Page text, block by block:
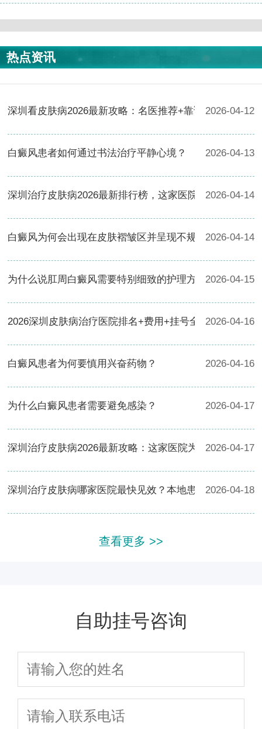
热点资讯
深圳看皮肤病2026最新攻略：名医推荐+靠谱医院TOP榜
2026-04-12
白癜风患者如何通过书法治疗平静心境？ 2026-04-13
深圳治疗皮肤病2026最新排行榜，这家医院口碑爆棚！
2026-04-14
白癜风为何会出现在皮肤褶皱区并呈现不规则边缘？
2026-04-14
为什么说肛周白癜风需要特别细致的护理方案？2026-04-15
2026深圳皮肤病治疗医院排名+费用+挂号全攻略2026-04-16
白癜风患者为何要慎用兴奋药物？ 2026-04-16
为什么白癜风患者需要避免感染？ 2026-04-17
深圳治疗皮肤病2026最新攻略：这家医院为何登顶热搜？
2026-04-17
深圳治疗皮肤病哪家医院最快见效？本地患者力推这家！
2026-04-18
查看更多 >>
自助挂号咨询